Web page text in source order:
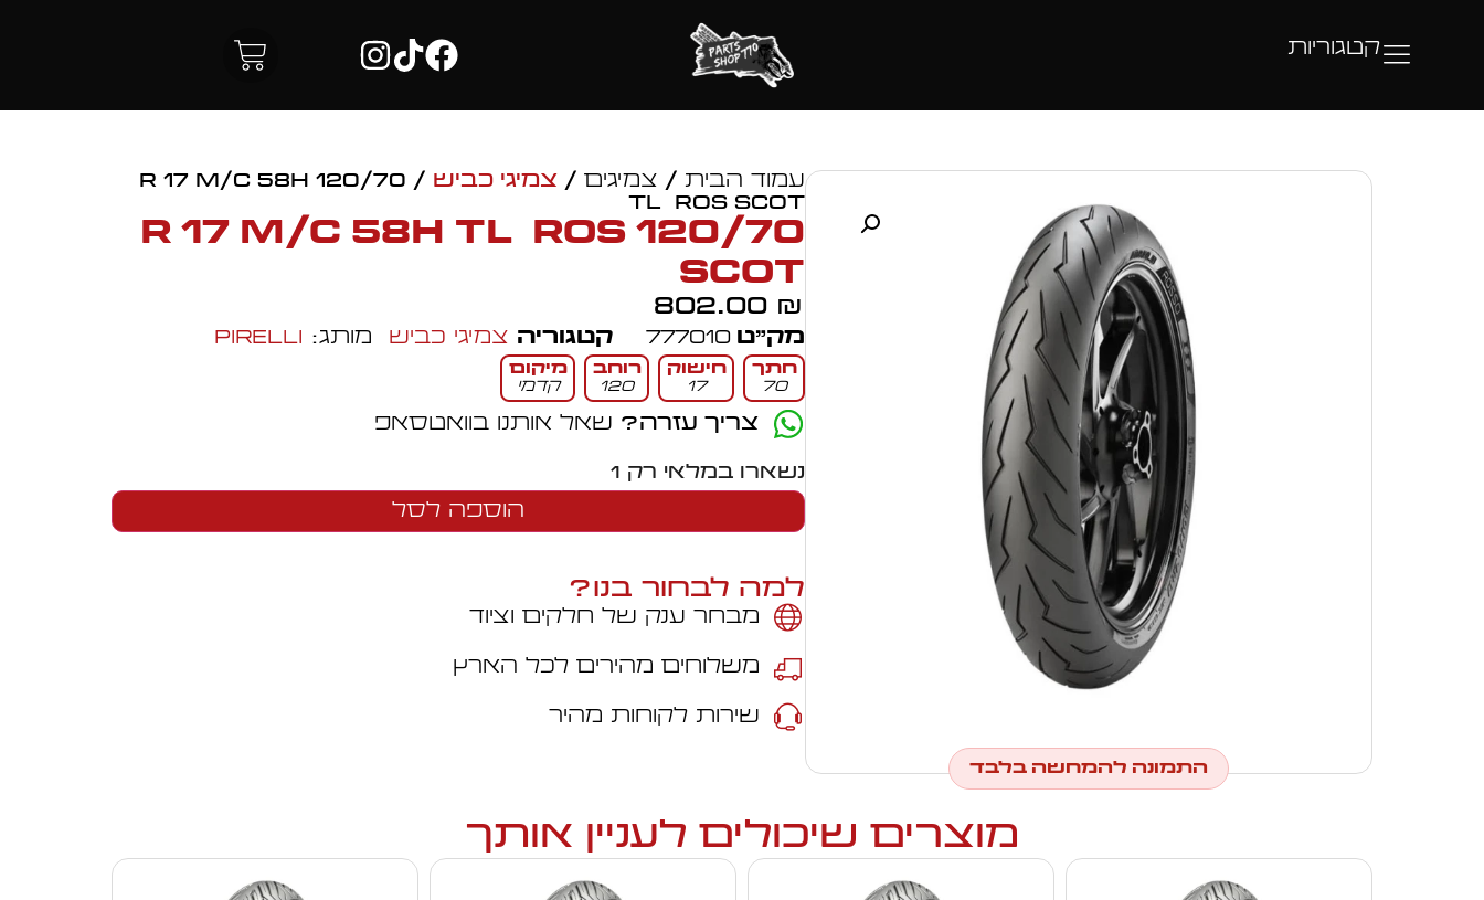
קטגוריות
התמונה להמחשה בלבד
עמוד הבית/ צמיגים/ צמיגי כביש
/ 120/70 R 17 M/C 58H
TL ROS SCOT
120/70 R 17 M/C 58H TL ROS
SCOT
802.00 ₪
מק״ט 777010 קטגוריה צמיגי כביש מותג: Pirelli
חתך
70
חישוק
17
רוחב
120
מיקום
קדמי
צריך עזרה? שאל אותנו בוואטסאפ
נשארו במלאי רק 1
הוספה לסל
למה לבחור בנו?
מבחר ענק של חלקים וציוד
משלוחים מהירים לכל הארץ
שירות לקוחות מהיר
מוצרים שיכולים לעניין אותך